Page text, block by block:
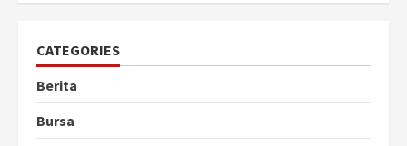
CATEGORIES
Berita
Bursa